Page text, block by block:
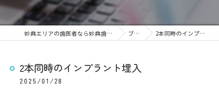
妙典エリアの歯医者なら妙典歯科Nクリニック ブログ 2本同時のインプラント埋入
2本同時のインプラント埋入
2025/01/28